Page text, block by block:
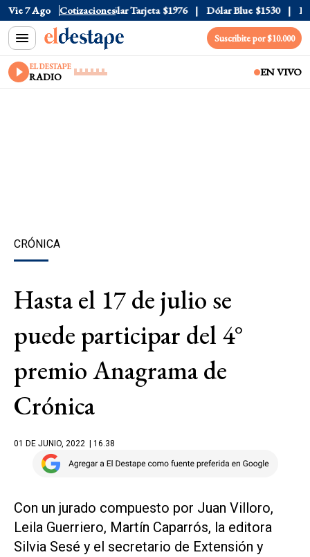
Vie 7 Ago Cotizaciones
Oficial $1520 Dólar Tarjeta $1976 Dólar Blue $1530
Suscribite por $10.000
EL DESTAPE
RADIO EN VIVO
CRÓNICA
Hasta el 17 de julio se
puede participar del 4°
premio Anagrama de
Crónica
01 DE JUNIO, 2022 | 16.38
Con un jurado compuesto por Juan Villoro,
Leila Guerriero, Martín Caparrós, la editora
Silvia Sesé y el secretario de Extensión y